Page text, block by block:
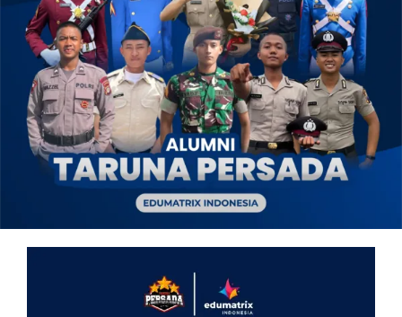
OUR PROGRAM
REGISTRATION
CONTACT US